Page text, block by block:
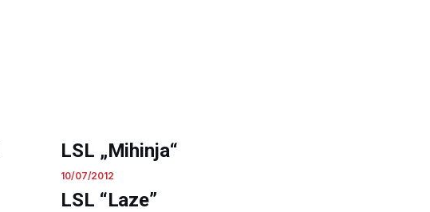
LSL „Mihinja“
10/07/2012
LSL “Laze”